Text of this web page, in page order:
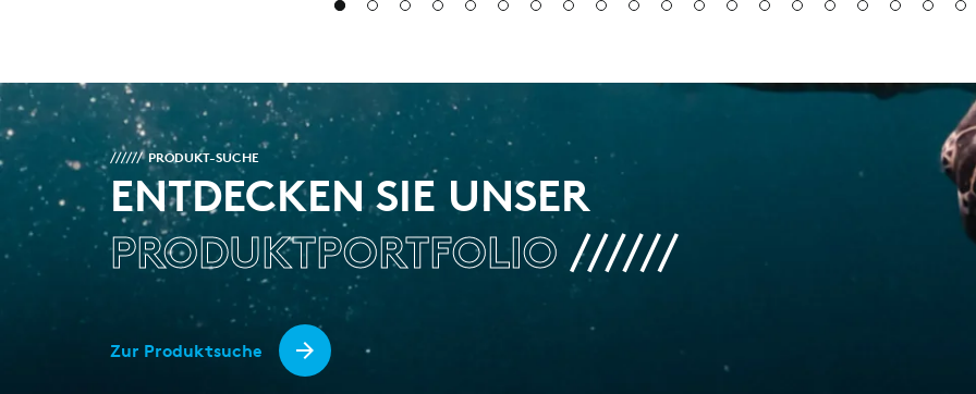
PRODUKT-SUCHE
ENTDECKEN SIE UNSER
PRODUKTPORTFOLIO
Zur Produktsuche